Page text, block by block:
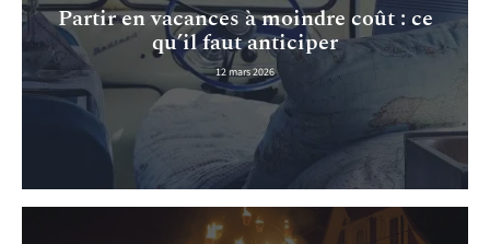
Partir en vacances à moindre coût : ce
qu’il faut anticiper
12 mars 2026